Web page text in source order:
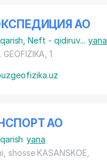
АО
,Neft - qidiruv... yana
GEOFIZIKA , 1
АО
yana
shosse KASANSKOE